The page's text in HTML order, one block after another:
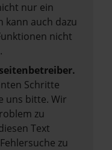
nur ein
kann auch dazu
nicht
Schritte
uns bitte. Wir
zu
Text
zu